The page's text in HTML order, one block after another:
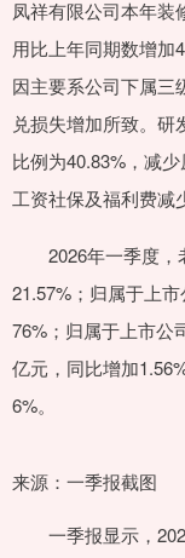
凤祥有限公司本年装
用比上年同期数增加
因主要系公司下属三
兑损失增加所致。研
比例为40.83%，减
工资社保及福利费减
2026年一季度，
21.57%；归属于上
76%；归属于上市公
亿元，同比增加
6%。
来源：一季报截图
一季报显示，